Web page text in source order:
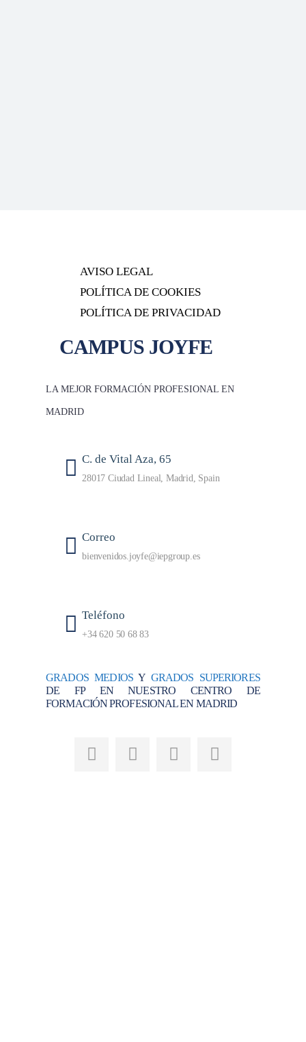
AVISO LEGAL
POLÍTICA DE COOKIES
POLÍTICA DE PRIVACIDAD
CAMPUS JOYFE
LA MEJOR FORMACIÓN PROFESIONAL EN
MADRID
C. de Vital Aza, 65
28017 Ciudad Lineal, Madrid, Spain
Correo
bienvenidos.joyfe@iepgroup.es
Teléfono
+34 620 50 68 83
GRADOS MEDIOSY GRADOS SUPERIORES
DE FP EN NUESTRO CENTRO DE
FORMACIÓN PROFESIONAL EN MADRID